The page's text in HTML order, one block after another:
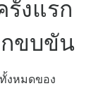
งแรก
ขบขัน
งหมดของ